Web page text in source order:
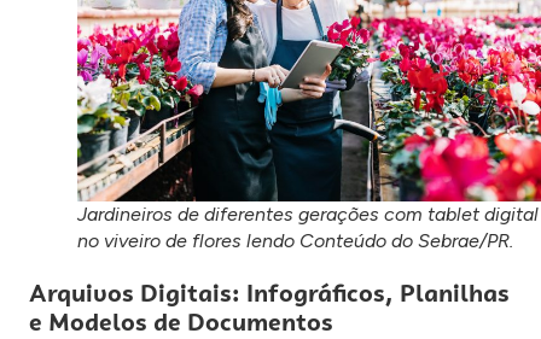
Jardineiros de diferentes gerações com tablet digital
no viveiro de flores lendo Conteúdo do Sebrae/PR.
Arquivos Digitais: Infográficos, Planilhas
e Modelos de Documentos